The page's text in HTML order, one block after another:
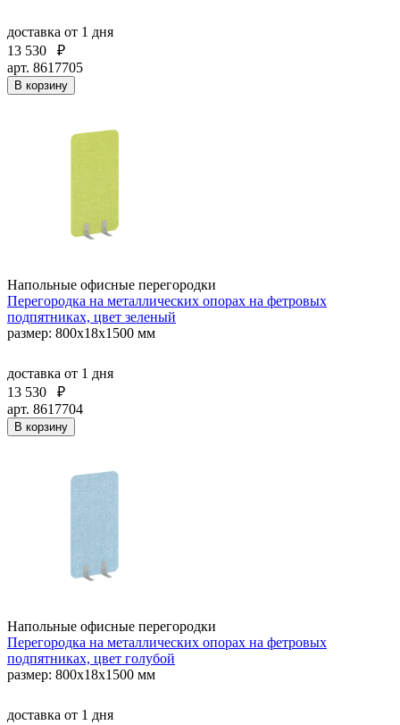
доставка от 1 дня
13 530
₽
арт. 8617705
В корзину
Напольные офисные перегородки
Перегородка на металлических опорах на фетровых
подпятниках, цвет зеленый
размер: 800x18x1500 мм
доставка от 1 дня
13 530
₽
арт. 8617704
В корзину
Напольные офисные перегородки
Перегородка на металлических опорах на фетровых
подпятниках, цвет голубой
размер: 800x18x1500 мм
доставка от 1 дня